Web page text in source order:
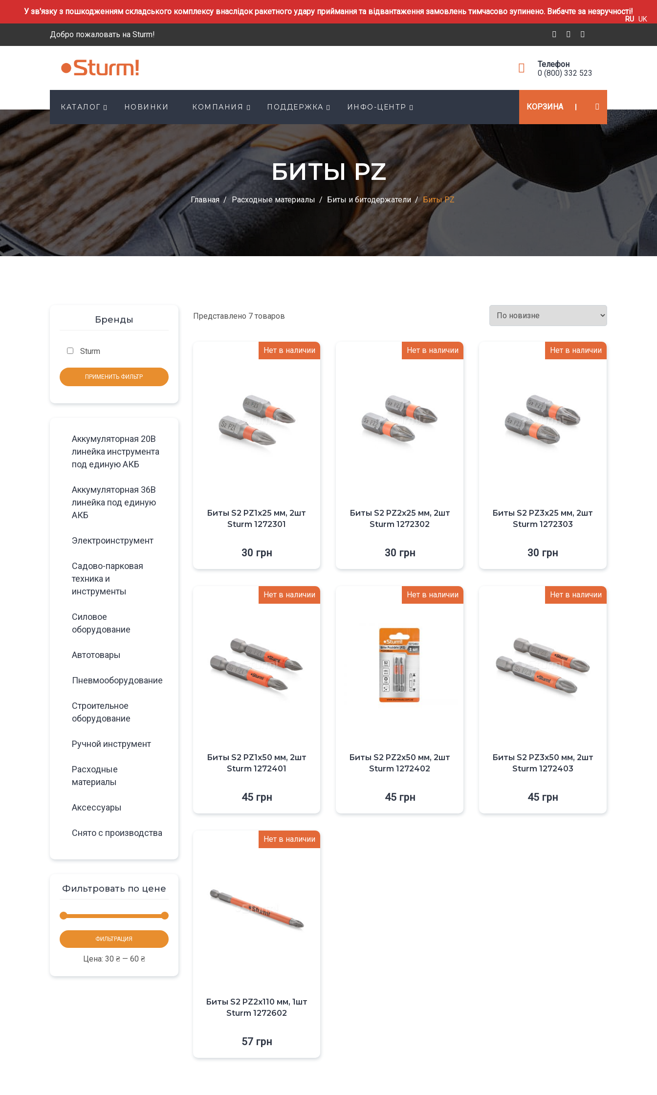
У зв'язку з пошкодженням складського комплексу внаслідок ракетного удару приймання та відвантаження замовлень тимчасово зупинено. Вибачте за незручності!
Добро пожаловать на Sturm!
Телефон
0 (800) 332 523
КАТАЛОГ НОВИНКИ КОМПАНИЯ ПОДДЕРЖКА ИНФО-ЦЕНТР КОРЗИНА
БИТЫ PZ
Главная Расходные материалы Биты и битодержатели Биты PZ
Бренды
Sturm
ПРИМЕНИТЬ ФИЛЬТР
Аккумуляторная 20В
линейка инструмента
под единую АКБ
Аккумуляторная 36В
линейка под единую
АКБ
Электроинструмент
Садово-парковая
техника и
инструменты
Силовое
оборудование
Автотовары
Пневмооборудование
Строительное
оборудование
Ручной инструмент
Расходные
материалы
Аксессуары
Снято с производства
Фильтровать по цене
Минимальная
Максимальная
ФИЛЬТРАЦИЯ
Цена: 30 ₴— 60 ₴
Представлено 7 товаров
Нет в наличии
Биты S2 PZ1x25 мм, 2шт
Sturm 1272301
30 грн
Нет в наличии
Биты S2 PZ2x25 мм, 2шт
Sturm 1272302
30 грн
Нет в наличии
Биты S2 PZ3x25 мм, 2шт
Sturm 1272303
30 грн
Нет в наличии
Биты S2 PZ1x50 мм, 2шт
Sturm 1272401
45 грн
Нет в наличии
Биты S2 PZ2x50 мм, 2шт
Sturm 1272402
45 грн
Нет в наличии
Биты S2 PZ3x50 мм, 2шт
Sturm 1272403
45 грн
Нет в наличии
Биты S2 PZ2x110 мм, 1шт
Sturm 1272602
57 грн
RU UK